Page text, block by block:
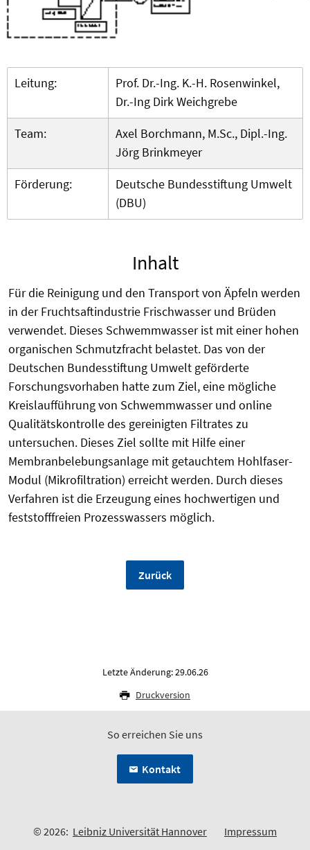
Leitung:
Prof. Dr.-Ing. K.-H. Rosenwinkel,
Dr.-Ing Dirk Weichgrebe
Team:
Axel Borchmann, M.Sc., Dipl.-Ing.
Jörg Brinkmeyer
Förderung:
Deutsche Bundesstiftung Umwelt
(DBU)
Inhalt
Für die Reinigung und den Transport von Äpfeln werden
in der Fruchtsaftindustrie Frischwasser und Brüden
verwendet. Dieses Schwemmwasser ist mit einer hohen
organischen Schmutzfracht belastet. Das von der
Deutschen Bundesstiftung Umwelt geförderte
Forschungsvorhaben hatte zum Ziel, eine mögliche
Kreislaufführung von Schwemmwasser und online
Qualitätskontrolle des gereinigten Filtrates zu
untersuchen. Dieses Ziel sollte mit Hilfe einer
Membranbelebungsanlage mit getauchtem Hohlfaser-
Modul (Mikrofiltration) erreicht werden. Durch dieses
Verfahren ist die Erzeugung eines hochwertigen und
feststofffreien Prozesswassers möglich.
Zurück
Letzte Änderung: 29.06.26
Druckversion
So erreichen Sie uns
Kontakt
© 2026: Leibniz Universität Hannover
Impressum